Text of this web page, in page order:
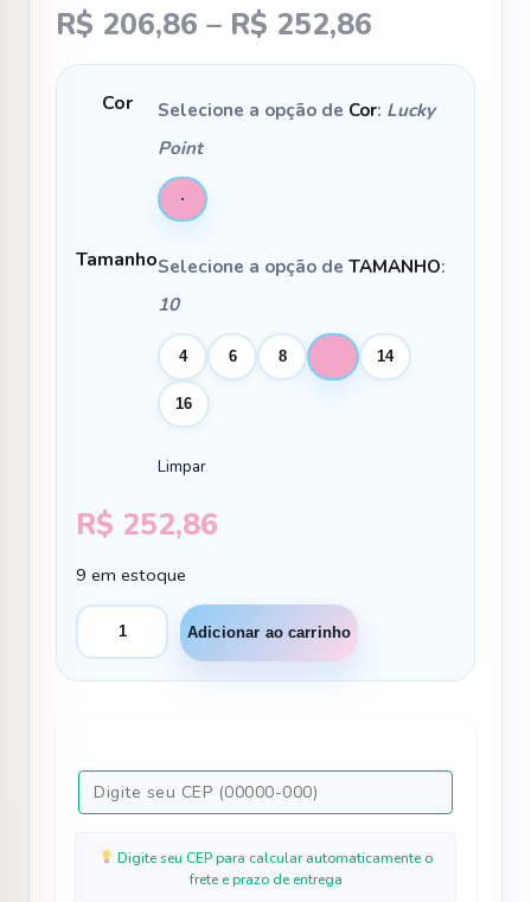
R$ 206,86 – R$ 252,86
de
preço:
Cor Selecione a opção de Cor: Lucky
Point
TamanhoSelecione a opção de TAMANHO:
10
4 6 8 14
16
Limpar
R$ 252,86
9 em estoque
Conjunto
Social
Azul
Marinho
Adicionar ao carrinho
Digite seu CEP para calcular automaticamente o
frete e prazo de entrega